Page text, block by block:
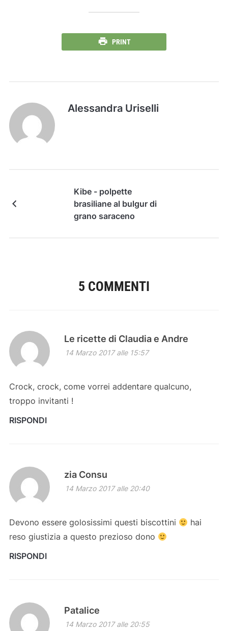
PRINT
Alessandra Uriselli
Kibe - polpette
brasiliane al bulgur di
grano saraceno
5 COMMENTI
Le ricette di Claudia e Andre
14 Marzo 2017 alle 15:57
Crock, crock, come vorrei addentare qualcuno,
troppo invitanti !
RISPONDI
zia Consu
14 Marzo 2017 alle 20:40
Devono essere golosissimi questi biscottini
hai
reso giustizia a questo prezioso dono
RISPONDI
Patalice
14 Marzo 2017 alle 20:55